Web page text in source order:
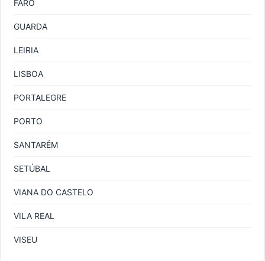
FARO
GUARDA
LEIRIA
LISBOA
PORTALEGRE
PORTO
SANTARÉM
SETÚBAL
VIANA DO CASTELO
VILA REAL
VISEU